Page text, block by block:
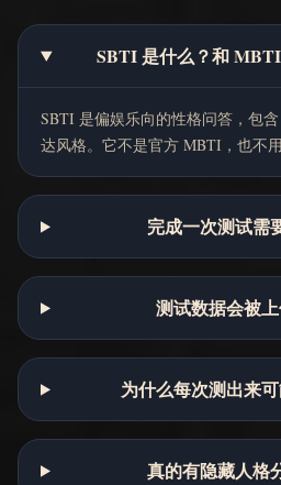
SBTI 是什么？和
SBTI 是偏娱乐向的性格问答，包
达风格。它不是官方 MBTI，也不
完成一次测试需
测试数据会被
为什么每次测出来
真的有隐藏人格